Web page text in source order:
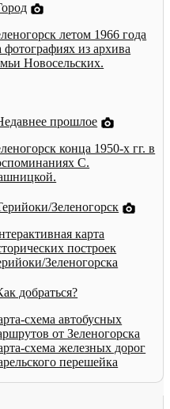
летом 1966 года
фотографиях из архива
Новосельских.
прошлое
конца 1950-х гг. в
С.
Зеленогорск
карта
построек
Зеленогорска
добраться?
схема автобусных
от Зеленогорска
схема железных дорог
перешейка